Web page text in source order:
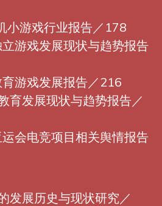
小游戏行业报告／178
游戏发展现状与趋势报告
游戏发展报告／216
育发展现状与趋势报告／
会电竞项目相关舆情报告
发展历史与现状研究／